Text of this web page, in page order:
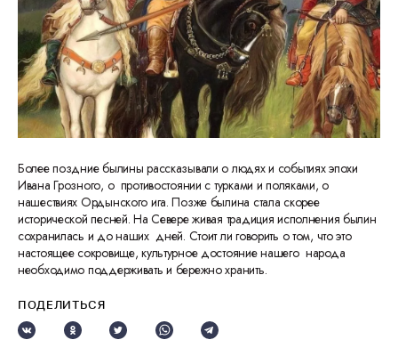
Более поздние былины рассказывали о людях и событиях эпохи
Ивана Грозного, о противостоянии с турками и поляками, о
нашествиях Ордынского ига. Позже былина стала скорее
исторической песней. На Севере живая традиция исполнения былин
сохранилась и до наших дней. Стоит ли говорить о том, что это
настоящее сокровище, культурное достояние нашего народа
необходимо поддерживать и бережно хранить.
ПОДЕЛИТЬСЯ